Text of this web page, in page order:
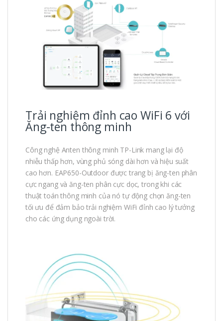
Trải nghiệm đỉnh cao WiFi 6 với
Ăng-ten thông minh
Công nghệ Anten thông minh TP-Link mang lại độ
nhiễu thấp hơn, vùng phủ sóng dài hơn và hiệu suất
cao hơn. EAP650-Outdoor được trang bị ăng-ten phân
cực ngang và ăng-ten phân cực dọc, trong khi các
thuật toán thông minh của nó tự động chọn ăng-ten
tối ưu để đảm bảo trải nghiệm WiFi đỉnh cao lý tưởng
cho các ứng dụng ngoài trời.